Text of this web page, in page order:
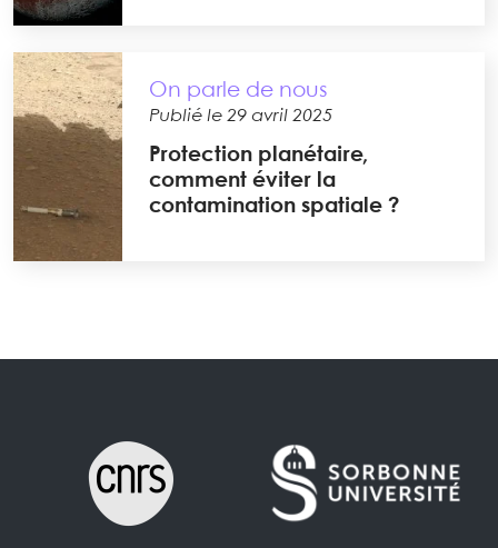
On parle de nous
Publié le 29 avril 2025
Protection planétaire,
comment éviter la
contamination spatiale ?